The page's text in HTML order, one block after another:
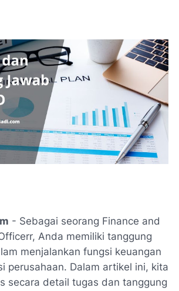
- Sebagai seorang Finance and
Anda memiliki tanggung
menjalankan fungsi keuangan
perusahaan. Dalam artikel ini, kita
secara detail tugas dan tanggung